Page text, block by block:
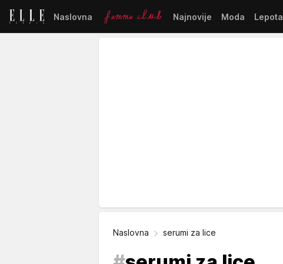
Naslovna Najnovije Moda Lepota
Naslovna serumi za lice